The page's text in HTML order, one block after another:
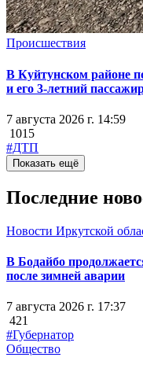
Происшествия
В Куйтунском районе
и его 3-летний
7 августа 2026 г. 14:59
1015
#ДТП
Показать ещё
Последние
Новости Иркутской
В Бодайбо
после зимней аварии
7 августа 2026 г. 17:37
421
#Губернатор
Общество